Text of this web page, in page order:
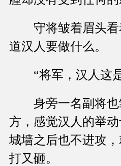
守将皱着眉头看
道汉人要做什么。
“将军，汉人这是
身旁一名副将也
方，感觉汉人的举
城墙之后也不进攻
打又砸。